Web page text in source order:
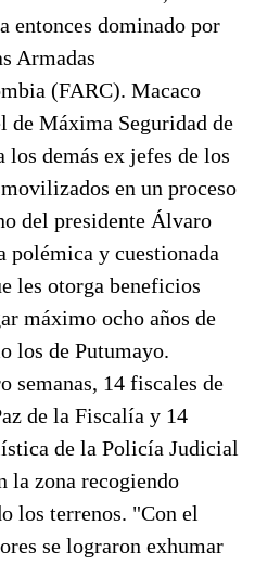
entonces dominado por
Armadas
(FARC). Macaco
de Máxima Seguridad de
demás ex jefes de los
en un proceso
del presidente Álvaro
polémica y cuestionada
les otorga beneficios
máximo ocho años de
los de Putumayo.
semanas, 14 fiscales de
de la Fiscalía y 14
de la Policía Judicial
la zona recogiendo
los terrenos. "Con el
se lograron exhumar